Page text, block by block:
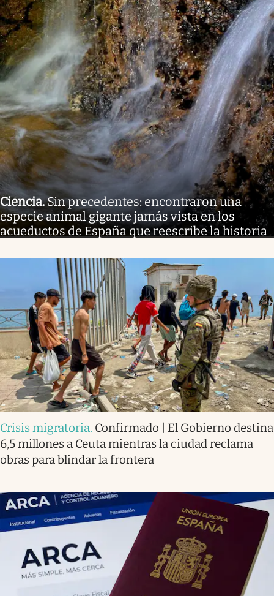
Ciencia.Sin precedentes: encontraron una
especie animal gigante jamás vista en los
acueductos de España que reescribe la historia
Crisis migratoria. Confirmado | El Gobierno destina
6,5 millones a Ceuta mientras la ciudad reclama
obras para blindar la frontera